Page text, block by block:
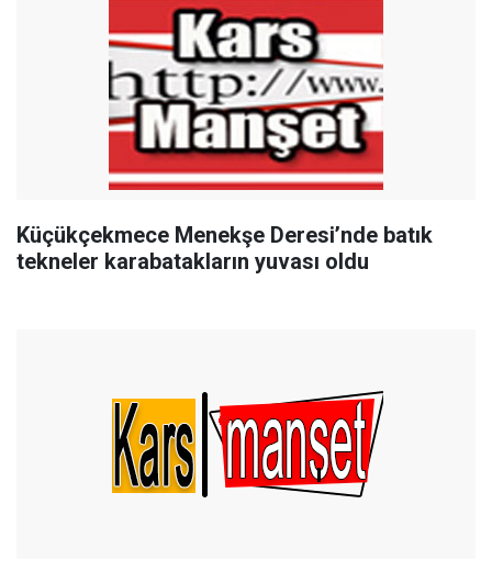
Küçükçekmece Menekşe Deresi’nde batık
tekneler karabatakların yuvası oldu